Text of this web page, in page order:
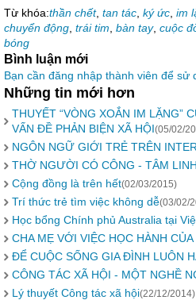
Từ khóa:thần chết, tan tác ký ức im
chuyển động trái tim bàn tay, cuộc
bóng
Bình luận mới
Bạn cần đăng nhập thành viên để sử
Những tin mới hơn
THUYẾT “VÒNG XOẮN IM LẶNG”
VẤN ĐỀ PHẢN BIỆN XÃ HỘI(05/02/
NGÔN NGỮ GIỚI TRẺ TRÊN
THỜ NGƯỜI CÓ CÔNG - TÂM
Cộng đồng là trên hết(02/03/2015)
Trí thức trẻ tìm việc không dễ(03/02/
Học bổng Chính phủ Australia tại
CHA MẸ VỚI VIỆC HỌC HÀNH CỦA
ĐỂ CUỘC SỐNG GIA ĐÌNH LUÔN
CÔNG TÁC XÃ HỘI - MỘT NGHỀ
Lý thuyết Công tác xã hội(22/12/2014)